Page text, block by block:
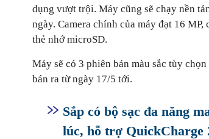
dụng vượt trội. Máy cũng sẽ chạy nền
ngày. Camera chính của máy đạt 16
thẻ nhớ microSD.
Máy sẽ có 3 phiên bản màu sắc tùy
bán ra từ ngày 17/5 tới.
Sắp có bộ sạc đa năng
lúc, hỗ trợ QuickCharge